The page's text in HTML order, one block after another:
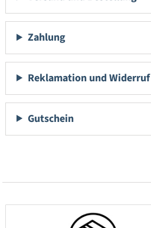
Zahlung
Reklamation und Widerruf
Gutschein